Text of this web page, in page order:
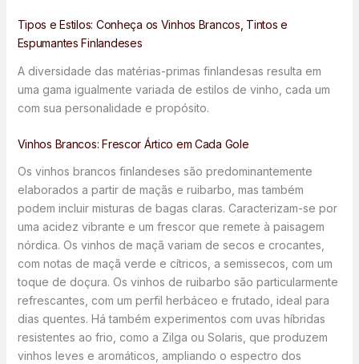
Tipos e Estilos: Conheça os Vinhos Brancos, Tintos e
Espumantes Finlandeses
A diversidade das matérias-primas finlandesas resulta em
uma gama igualmente variada de estilos de vinho, cada um
com sua personalidade e propósito.
Vinhos Brancos: Frescor Ártico em Cada Gole
Os vinhos brancos finlandeses são predominantemente
elaborados a partir de maçãs e ruibarbo, mas também
podem incluir misturas de bagas claras. Caracterizam-se por
uma acidez vibrante e um frescor que remete à paisagem
nórdica. Os vinhos de maçã variam de secos e crocantes,
com notas de maçã verde e cítricos, a semissecos, com um
toque de doçura. Os vinhos de ruibarbo são particularmente
refrescantes, com um perfil herbáceo e frutado, ideal para
dias quentes. Há também experimentos com uvas híbridas
resistentes ao frio, como a Zilga ou Solaris, que produzem
vinhos leves e aromáticos, ampliando o espectro dos